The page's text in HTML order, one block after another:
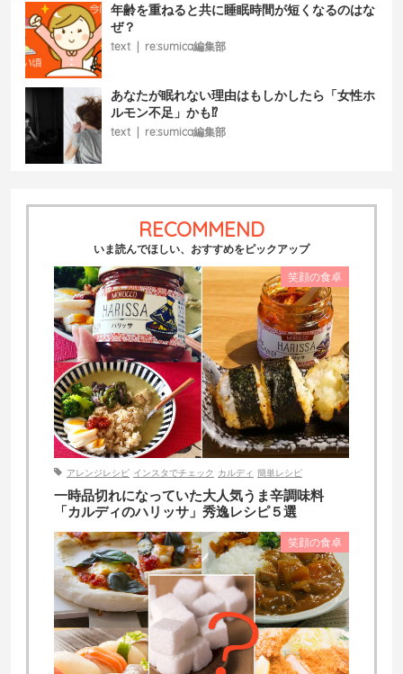
年齢を重ねると共に睡眠時間が短くなるのはな
ぜ？
text re:sumica編集部
あなたが眠れない理由はもしかしたら「女性ホ
ルモン不足」かも⁉
text re:sumica編集部
RECOMMEND
いま読んでほしい、おすすめをピックアップ
笑顔の食卓
アレンジレシピ インスタでチェック カルディ 簡単レシピ
一時品切れになっていた大人気うま辛調味料
「カルディのハリッサ」秀逸レシピ５選
笑顔の食卓